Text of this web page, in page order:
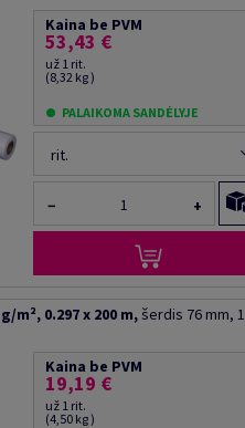
Kaina be PVM
53,43 €
už 1 rit.
(8,32 kg )
PALAIKOMA SANDĖLYJE
rit.
− +
m², 0.297 x 200 m,šerdis 76 mm, 1
Kaina be PVM
19,19 €
už 1 rit.
(4,50 kg )